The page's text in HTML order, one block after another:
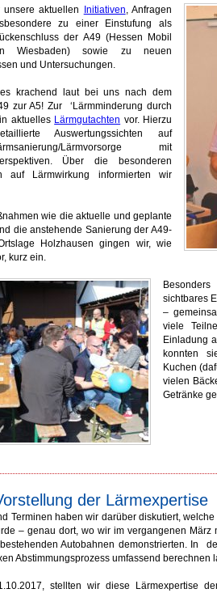
aktuellen Initiativen, Anfragen
zu einer Einstufung als
der A49 (Hessen Mobil
Wiesbaden) sowie zu neuen
und Untersuchungen.
krachend laut bei uns nach dem
zur A5! Zur ‘Lärmminderung durch
aktuelles Lärmgutachten vor. Hierzu
Auswertungssichten auf
Lärmvorsorge mit
Über die besonderen
auf Lärmwirkung informierten wir
wie die aktuelle und geplante
die anstehende Sanierung der A49-
Holzhausen gingen wir, wie
kurz ein.
sichtbares
–
viele
Einladung
konnten
Kuchen
vielen
Getränke
der Lärmexpertise
Terminen haben wir darüber diskutiert,
– genau dort, wo wir im vergangenen März
Autobahnen demonstrierten. In
Abstimmungsprozess umfassend berechnen
stellten wir diese Lärmexpertise